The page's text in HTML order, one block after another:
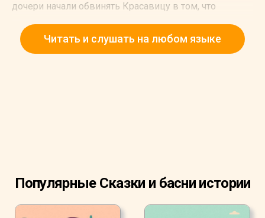
дочери начали обвинять Красавицу в том, что
произошло с отцом.
Но она ответила: "Отцу не придется страдать из-за
Читать и слушать на любом языке
Популярные Сказки и басни истории